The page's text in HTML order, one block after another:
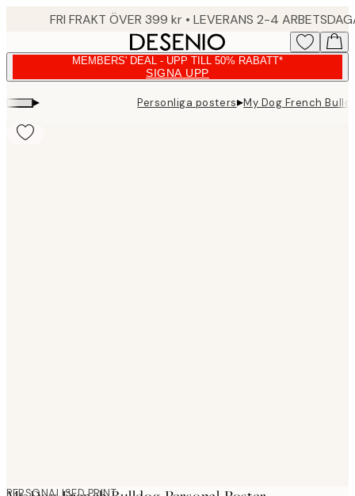
FRI FRAKT ÖVER 399 kr • LEVERANS 2-4
MEMBERS' DEAL - UPP TILL 50% RABATT*
SIGNA UPP
▸ Personliga posters▸My Dog French